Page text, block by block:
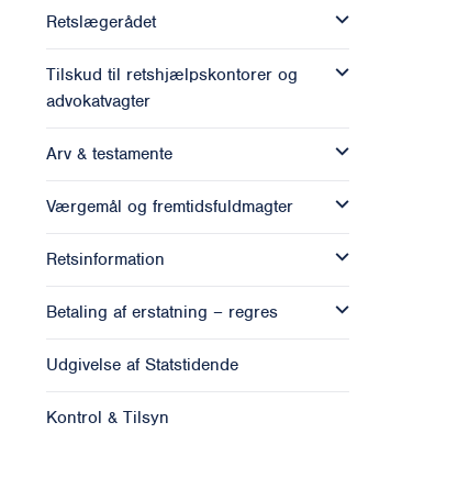
Retslægerådet
Tilskud til retshjælpskontorer og
advokatvagter
Arv & testamente
Værgemål og fremtidsfuldmagter
Retsinformation
Betaling af erstatning – regres
Udgivelse af Statstidende
Kontrol & Tilsyn